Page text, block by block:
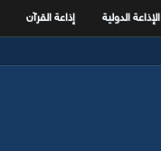
الإذاعة الدولية إذاعة القرآن